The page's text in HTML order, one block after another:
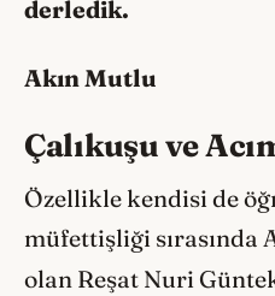
derledik.
Akın Mutlu
Çalıkuşu ve
Özellikle kendisi de
müfettişliği sırasında
olan Reşat Nuri